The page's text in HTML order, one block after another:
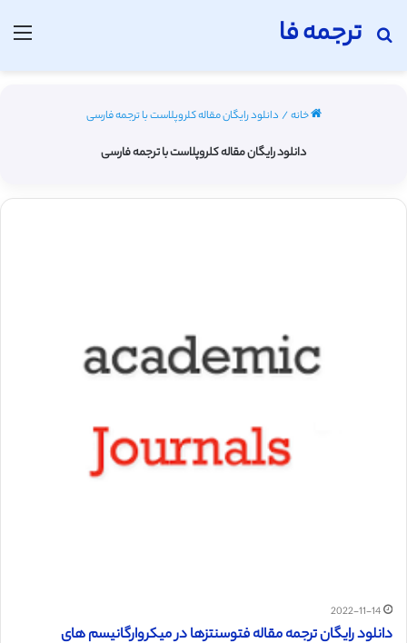
ترجمه فا
جستجو برای
خانه/ دانلود رایگان مقاله کلروپلاست با ترجمه فارسی
دانلود رایگان مقاله کلروپلاست با ترجمه فارسی
2022-11-14
دانلود رایگان ترجمه مقاله فتوسنتزها در میکروارگانیسم های